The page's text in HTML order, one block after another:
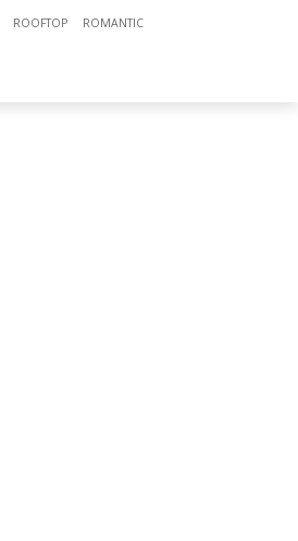
ROOFTOP ROMANTIC